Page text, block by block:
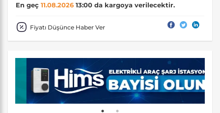
En geç 11.08.2026 13:00 da kargoya verilecektir.
Fiyatı Düşünce Haber Ver